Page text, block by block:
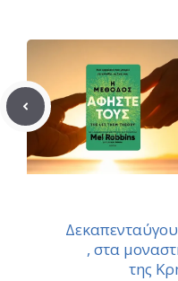
, στα
της